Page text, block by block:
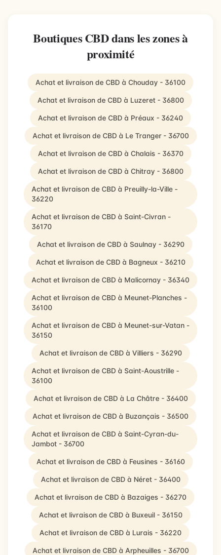
Boutiques CBD dans les zones à
proximité
Achat et livraison de CBD à Chouday - 36100
Achat et livraison de CBD à Luzeret - 36800
Achat et livraison de CBD à Préaux - 36240
Achat et livraison de CBD à Le Tranger - 36700
Achat et livraison de CBD à Chalais - 36370
Achat et livraison de CBD à Chitray - 36800
Achat et livraison de CBD à Preuilly-la-Ville -
36220
Achat et livraison de CBD à Saint-Civran -
36170
Achat et livraison de CBD à Saulnay - 36290
Achat et livraison de CBD à Bagneux - 36210
Achat et livraison de CBD à Malicornay - 36340
Achat et livraison de CBD à Meunet-Planches -
36100
Achat et livraison de CBD à Meunet-sur-Vatan -
36150
Achat et livraison de CBD à Villiers - 36290
Achat et livraison de CBD à Saint-Aoustrille -
36100
Achat et livraison de CBD à La Châtre - 36400
Achat et livraison de CBD à Buzançais - 36500
Achat et livraison de CBD à Saint-Cyran-du-
Jambot - 36700
Achat et livraison de CBD à Feusines - 36160
Achat et livraison de CBD à Néret - 36400
Achat et livraison de CBD à Bazaiges - 36270
Achat et livraison de CBD à Buxeuil - 36150
Achat et livraison de CBD à Lurais - 36220
Achat et livraison de CBD à Arpheuilles - 36700